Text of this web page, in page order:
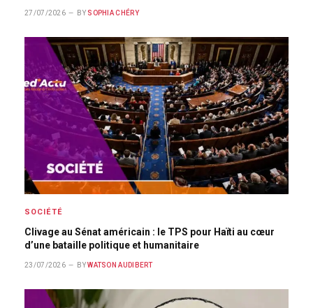
27/07/2026 BY SOPHIA CHÉRY
SOCIÉTÉ
Clivage au Sénat américain : le TPS pour Haïti au cœur
d’une bataille politique et humanitaire
23/07/2026 BY WATSON AUDIBERT